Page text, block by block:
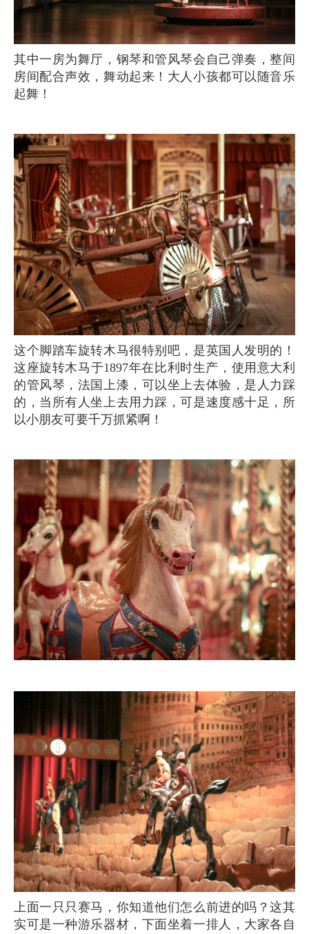
其中一房为舞厅，钢琴和管风琴会自己弹奏，整间
房间配合声效，舞动起来！大人小孩都可以随音乐
起舞！
这个脚踏车旋转木马很特别吧，是英国人发明的！
这座旋转木马于1897年在比利时生产，使用意大利
的管风琴，法国上漆，可以坐上去体验，是人力踩
的，当所有人坐上去用力踩，可是速度感十足，所
以小朋友可要千万抓紧啊！
上面一只只赛马，你知道他们怎么前进的吗？这其
实可是一种游乐器材，下面坐着一排人，大家各自